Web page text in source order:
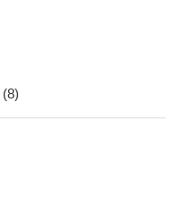
(8)